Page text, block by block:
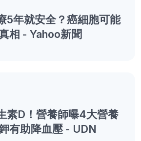
5年就安全？癌細胞可能
相 - Yahoo新聞
素D！營養師曝4大營養
有助降血壓 - UDN